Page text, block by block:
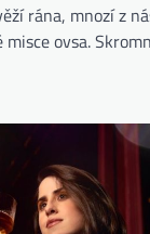
rána, mnozí z
ovsa.